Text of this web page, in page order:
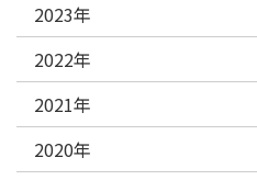
2023年
2022年
2021年
2020年